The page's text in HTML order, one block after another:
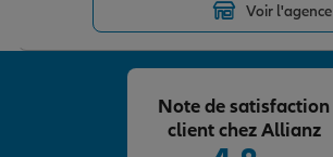
Placements financiers
Investissements immobiliers
Déménager
Changer de voiture
Outre-mer
Assurance auto
Voir l'agence
Note de satisfaction
client chez Allianz